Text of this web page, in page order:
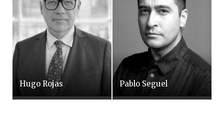
Hugo Rojas Pablo Seguel